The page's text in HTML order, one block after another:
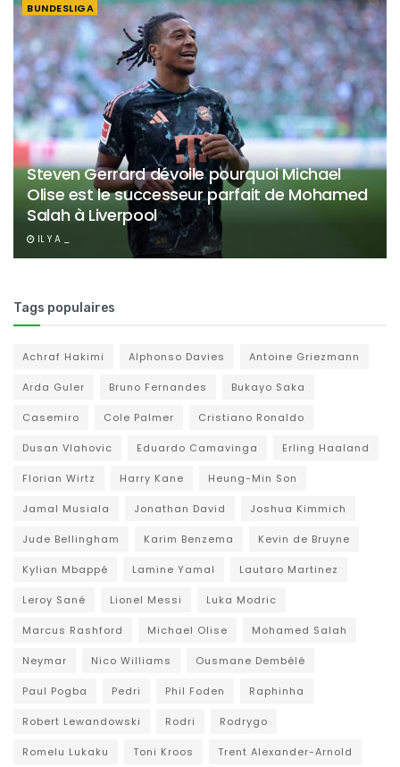
BUNDESLIGA
Steven Gerrard dévoile pourquoi Michael
Olise est le successeur parfait de Mohamed
Salah à Liverpool
IL Y A _
Tags populaires
Achraf Hakimi Alphonso Davies Antoine Griezmann
Arda Guler Bruno Fernandes Bukayo Saka
Casemiro Cole Palmer Cristiano Ronaldo
Dusan Vlahovic Eduardo Camavinga Erling Haaland
Florian Wirtz Harry Kane Heung-Min Son
Jamal Musiala Jonathan David Joshua Kimmich
Jude Bellingham Karim Benzema Kevin de Bruyne
Kylian Mbappé Lamine Yamal Lautaro Martinez
Leroy Sané Lionel Messi Luka Modric
Marcus Rashford Michael Olise Mohamed Salah
Neymar Nico Williams Ousmane Dembélé
Paul Pogba Pedri Phil Foden Raphinha
Robert Lewandowski Rodri Rodrygo
Romelu Lukaku Toni Kroos Trent Alexander-Arnold